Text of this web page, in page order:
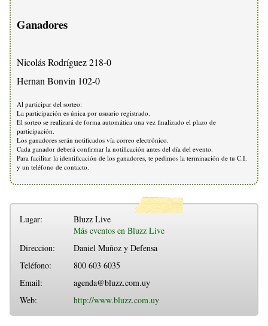
Ganadores
Nicolás Rodríguez 218-0
Hernan Bonvin 102-0
Al participar del sorteo:
La participación es única por usuario registrado.
El sorteo se realizará de forma automática una vez finalizado el plazo de
participación.
Los ganadores serán notificados vía correo electrónico.
Cada ganador deberá confirmar la notificación antes del día del evento.
Para facilitar la identificación de los ganadores, te pedimos la terminación de tu C.I.
y un teléfono de contacto.
Lugar:
Bluzz Live
Más eventos en Bluzz Live
Direccion:
Daniel Muñoz y Defensa
Teléfono:
800 603 6035
Email:
agenda@bluzz.com.uy
Web:
http://www.bluzz.com.uy